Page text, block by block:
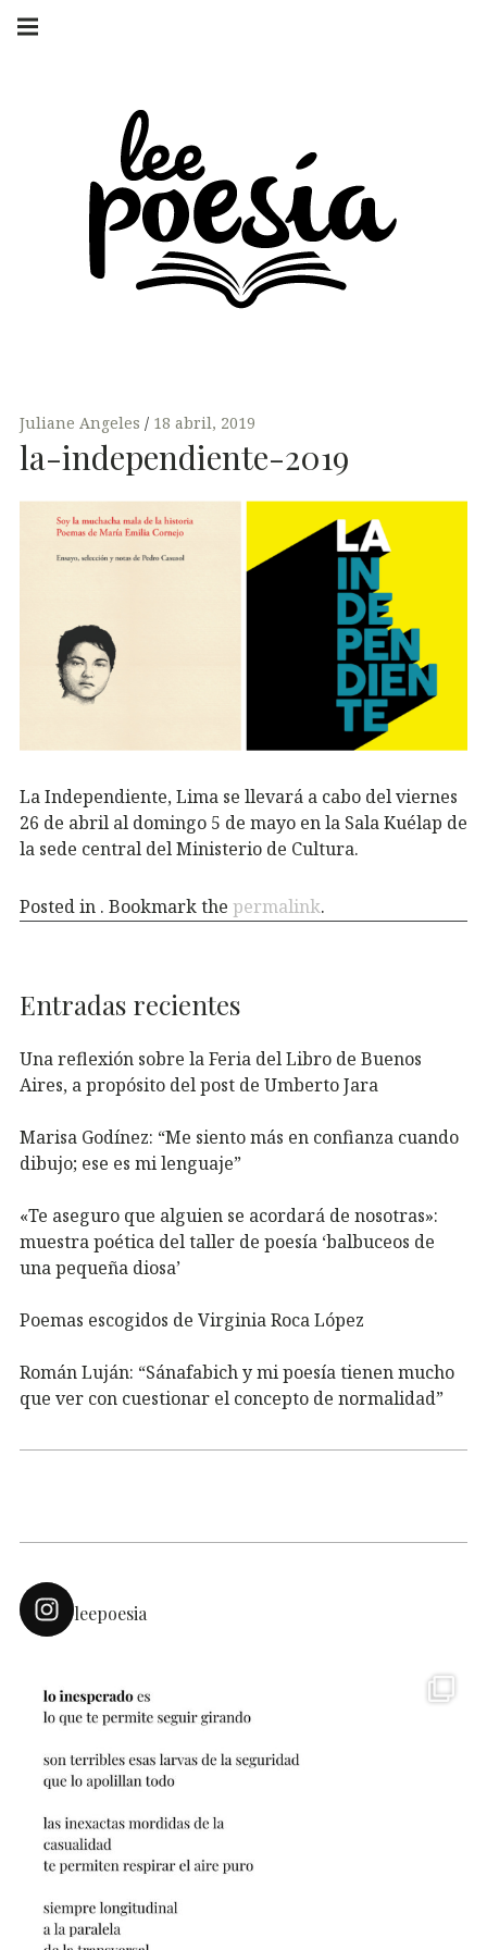
Skip
navigation
Juliane Angeles 18 abril, 2019
la-independiente-2019
La Independiente, Lima se llevará a cabo del viernes
26 de abril al domingo 5 de mayo en la Sala Kuélap de
la sede central del Ministerio de Cultura.
Posted in . Bookmark the permalink.
Entradas recientes
Una reflexión sobre la Feria del Libro de Buenos
Aires, a propósito del post de Umberto Jara
Marisa Godínez: “Me siento más en confianza cuando
dibujo; ese es mi lenguaje”
«Te aseguro que alguien se acordará de nosotras»:
muestra poética del taller de poesía ‘balbuceos de
una pequeña diosa’
Poemas escogidos de Virginia Roca López
Román Luján: “Sánafabich y mi poesía tienen mucho
que ver con cuestionar el concepto de normalidad”
leepoesia